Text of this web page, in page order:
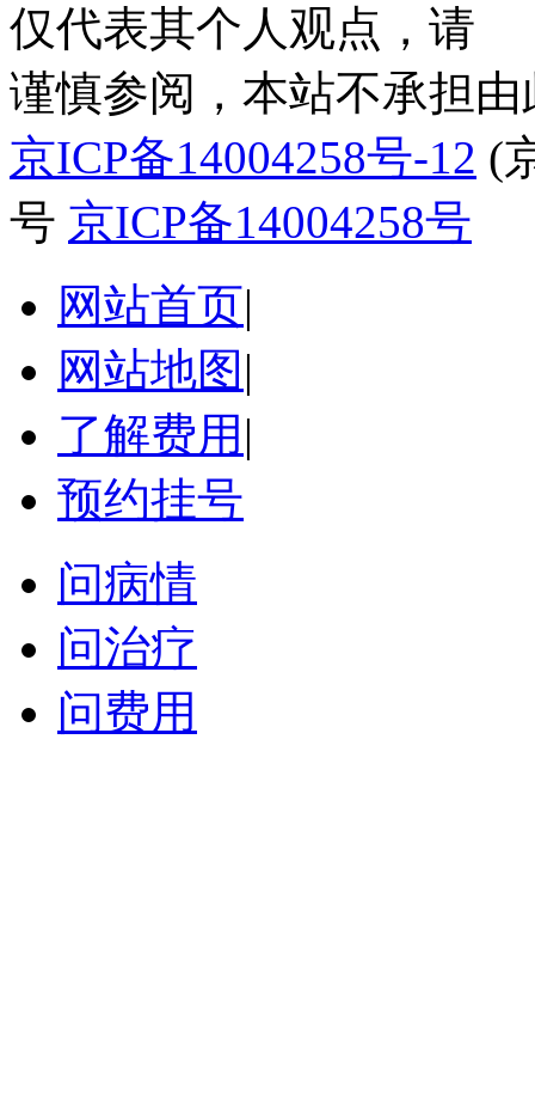
仅代表其个人观点，请
谨慎参阅，本站不承担
京ICP备14004258号-12 (
号 京ICP备14004258号
网站首页|
网站地图 |
了解费用 |
预约挂号
问病情
问治疗
问费用